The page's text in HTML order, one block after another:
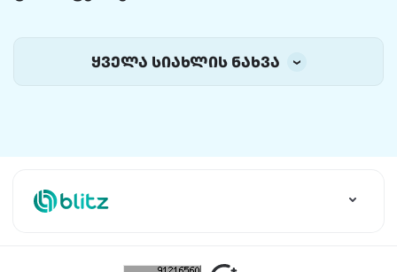
ყველა სიახლის ნახვა